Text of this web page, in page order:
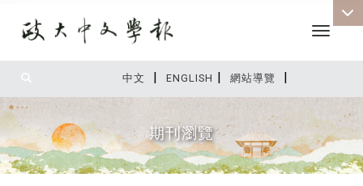
中文 | ENGLISH | 網站導覽 |
Toggle
期刊瀏覽